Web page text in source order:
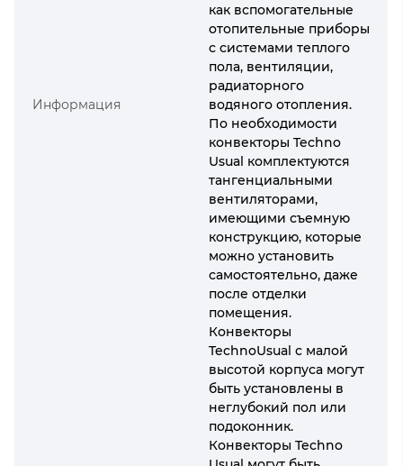
Информация
как вспомогательные
отопительные приборы
с системами теплого
пола, вентиляции,
радиаторного
водяного отопления.
По необходимости
конвекторы Techno
Usual комплектуются
тангенциальными
вентиляторами,
имеющими съемную
конструкцию, которые
можно установить
самостоятельно, даже
после отделки
помещения.
Конвекторы
TechnoUsual с малой
высотой корпуса могут
быть установлены в
неглубокий пол или
подоконник.
Конвекторы Techno